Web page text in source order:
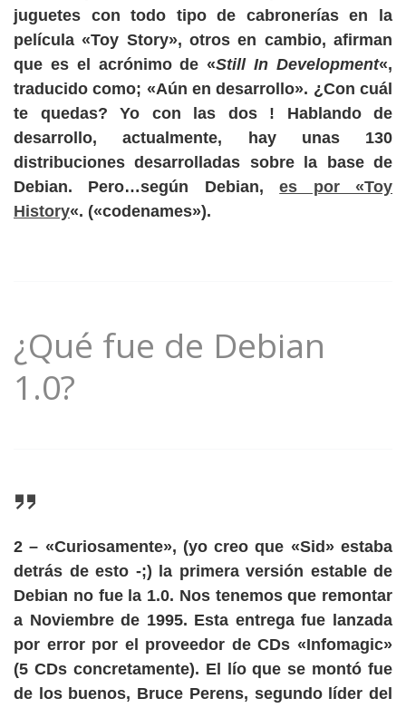
juguetes con todo tipo de cabronerías en la
película «Toy Story», otros en cambio, afirman
que es el acrónimo de «Still In Development«,
traducido como; «Aún en desarrollo». ¿Con cuál
te quedas? Yo con las dos ! Hablando de
desarrollo, actualmente, hay unas 130
distribuciones desarrolladas sobre la base de
Debian. Pero…según Debian,es por «Toy
History«. («codenames»).
¿Qué fue de Debian
1.0?
2 – «Curiosamente», (yo creo que «Sid» estaba
detrás de esto -;) la primera versión estable de
Debian no fue la 1.0. Nos tenemos que remontar
a Noviembre de 1995. Esta entrega fue
lanzada
por errorpor el proveedor de CDs «Infomagic»
(5 CDs concretamente). El lío que se montó fue
de los buenos, Bruce Perens, segundo líder del